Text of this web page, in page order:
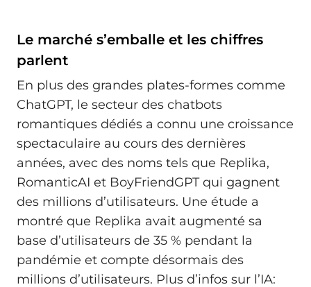
Le marché s’emballe et les chiffres
parlent
En plus des grandes plates-formes comme
ChatGPT, le secteur des chatbots
romantiques dédiés a connu une croissance
spectaculaire au cours des dernières
années, avec des noms tels que Replika,
RomanticAI et BoyFriendGPT qui gagnent
des millions d’utilisateurs. Une étude a
montré que Replika avait augmenté sa
base d’utilisateurs de 35 % pendant la
pandémie et compte désormais des
millions d’utilisateurs. Plus d’infos sur l’IA: